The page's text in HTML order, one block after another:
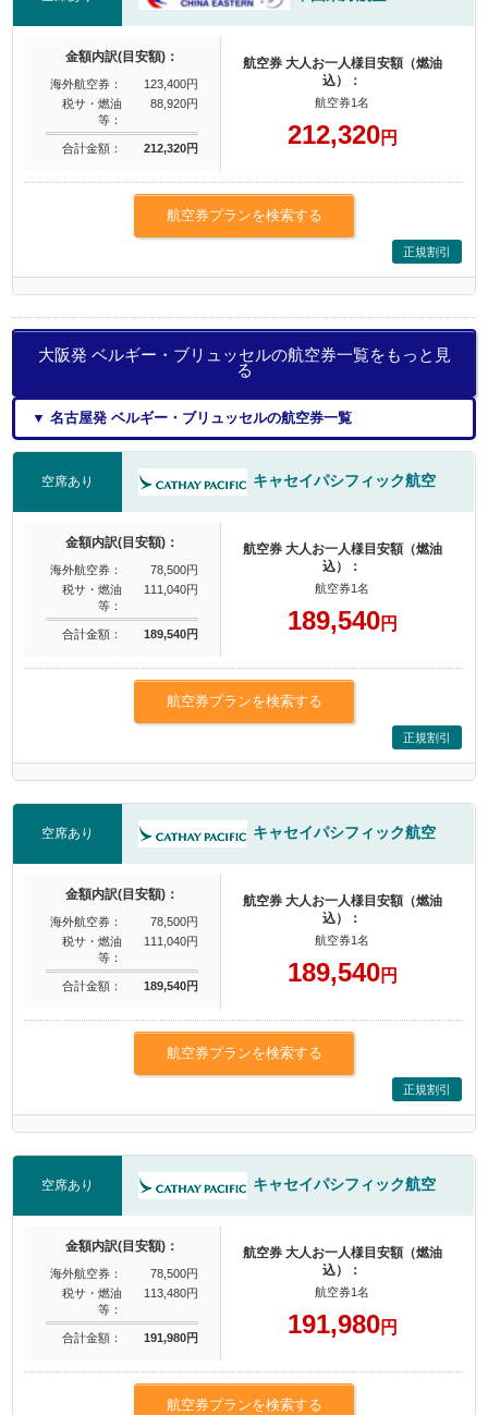
金額内訳(目安額)：
海外航空券：
123,400円
税サ・燃油
等：
88,920円
合計金額： 212,320円
航空券 大人お一人様目安額（燃油
込）：
航空券1名
212,320円
航空券プランを検索する
正規割引
大阪発 ベルギー・ブリュッセルの航空券一覧をもっと見
る
▼ 名古屋発 ベルギー・ブリュッセルの航空券一覧
空席あり キャセイパシフィック航空
金額内訳(目安額)：
海外航空券：
78,500円
税サ・燃油
等：
111,040円
合計金額： 189,540円
航空券 大人お一人様目安額（燃油
込）：
航空券1名
189,540円
航空券プランを検索する
正規割引
空席あり キャセイパシフィック航空
金額内訳(目安額)：
海外航空券：
78,500円
税サ・燃油
等：
111,040円
合計金額： 189,540円
航空券 大人お一人様目安額（燃油
込）：
航空券1名
189,540円
航空券プランを検索する
正規割引
空席あり キャセイパシフィック航空
金額内訳(目安額)：
海外航空券：
78,500円
税サ・燃油
等：
113,480円
合計金額： 191,980円
航空券 大人お一人様目安額（燃油
込）：
航空券1名
191,980円
航空券プランを検索する